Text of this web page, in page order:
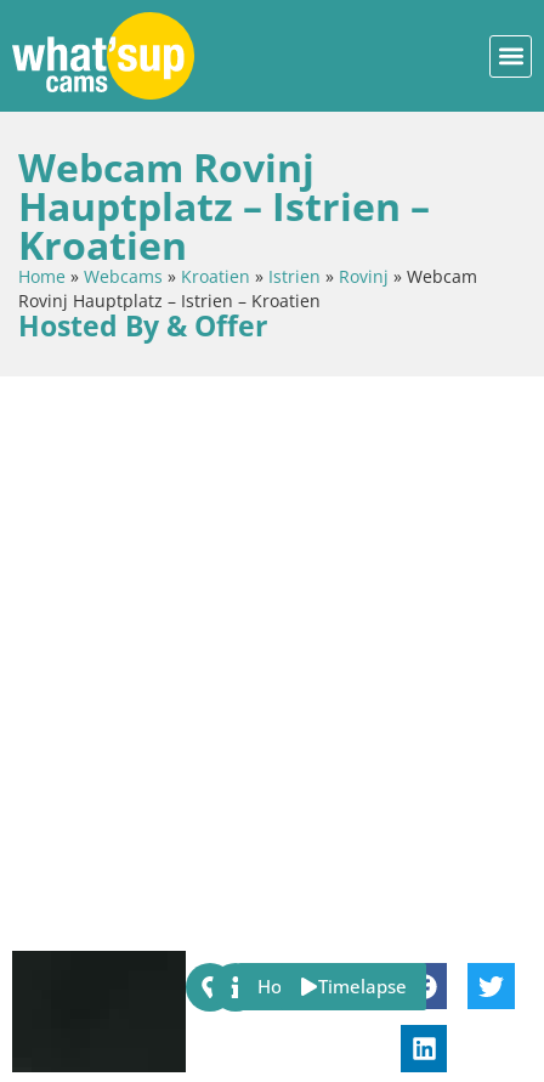
Webcam Rovinj
Hauptplatz – Istrien –
Kroatien
Home » Webcams » Kroatien » Istrien » Rovinj » Webcam
Rovinj Hauptplatz – Istrien – Kroatien
Hosted By & Offer
Share:
Host Timelapse